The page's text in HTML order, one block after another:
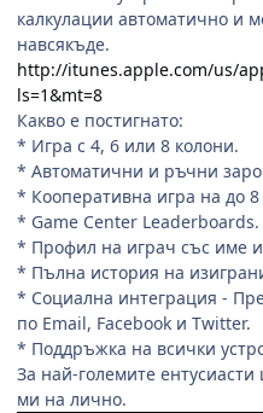
калкулации автоматично и
навсякъде.
http://itunes.apple.com/us/
ls=1&mt=8
Какво е постигнато:
* Игра с 4, 6 или 8 колони.
* Автоматични и ръчни
* Кооперативна игра на до 8
* Game Center Leaderboards.
* Профил на играч със име
* Пълна история на
* Социална интеграция -
по Email, Facebook и Twitter.
* Поддръжка на всички
За най-големите
ми на лично.